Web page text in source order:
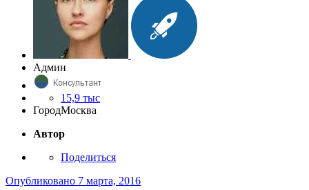
Админ
15,9 тыс
ГородМосква
Автор
Поделиться
Опубликовано 7 марта, 2016